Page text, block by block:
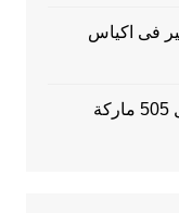
فى اكياس
ماكينات التعبئة والتغليف للوليتا موديل 505 ماركة